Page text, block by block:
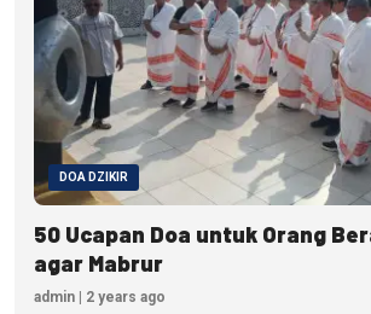
DOA DZIKIR
50 Ucapan Doa untuk Orang
agar Mabrur
admin | 2 years ago